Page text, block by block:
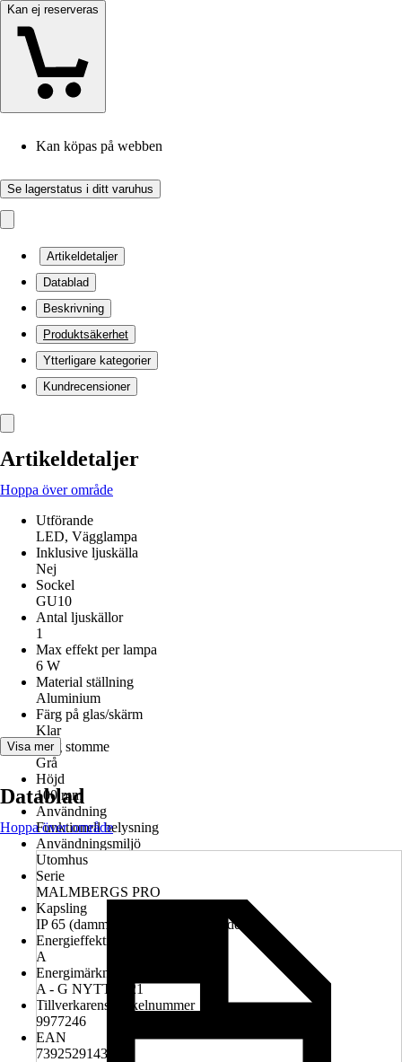
Kan ej reserveras
Kan köpas på webben
Se lagerstatus i ditt varuhus
Artikeldetaljer
Datablad
Beskrivning
Produktsäkerhet
Ytterligare kategorier
Kundrecensioner
Artikeldetaljer
Hoppa över område
Utförande
LED, Vägglampa
Inklusive ljuskälla
Nej
Sockel
GU10
Antal ljuskällor
1
Max effekt per lampa
6 W
Material ställning
Aluminium
Färg på glas/skärm
Klar
Färg stomme
Grå
Höjd
100 mm
Användning
Funktionell belysning
Användningsmiljö
Utomhus
Serie
MALMBERGS PRO
Kapsling
IP 65 (dammtät och spolvattenskyddad)
Energieffektivitetsklass
A
Energimärkningstyp
A - G NYTT 2021
Tillverkarens artikelnummer
9977246
EAN
7392529143157
Visa mer
Datablad
Hoppa över område